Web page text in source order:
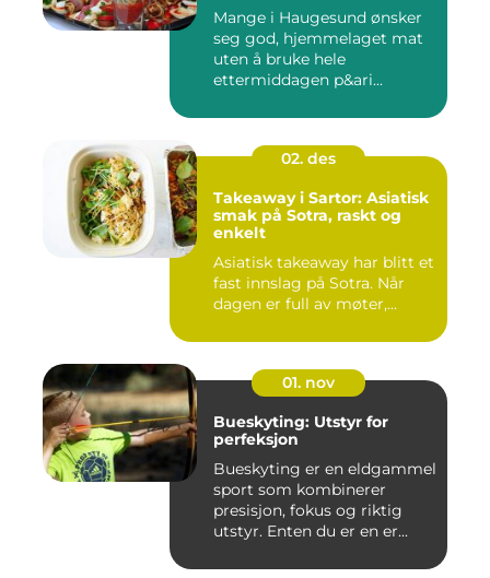
Mange i Haugesund ønsker
seg god, hjemmelaget mat
uten å bruke hele
ettermiddagen p&ari...
02. des
Takeaway i Sartor: Asiatisk
smak på Sotra, raskt og
enkelt
Asiatisk takeaway har blitt et
fast innslag på Sotra. Når
dagen er full av møter,...
01. nov
Bueskyting: Utstyr for
perfeksjon
Bueskyting er en eldgammel
sport som kombinerer
presisjon, fokus og riktig
utstyr. Enten du er en er...